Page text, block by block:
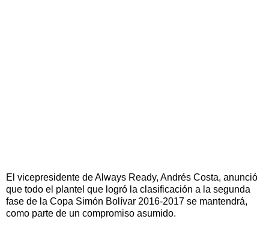
El vicepresidente de Always Ready, Andrés Costa, anunció
que todo el plantel que logró la clasificación a la segunda
fase de la Copa Simón Bolívar 2016-2017 se mantendrá,
como parte de un compromiso asumido.